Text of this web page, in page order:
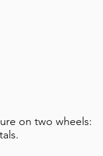
on two wheels: